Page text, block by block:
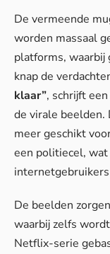
De vermeende
worden massaal
platforms, waarbij
knap de
klaar”, schrijft
de virale beelden.
meer geschikt
een politiecel,
De beelden
waarbij zelfs
Netflix-serie